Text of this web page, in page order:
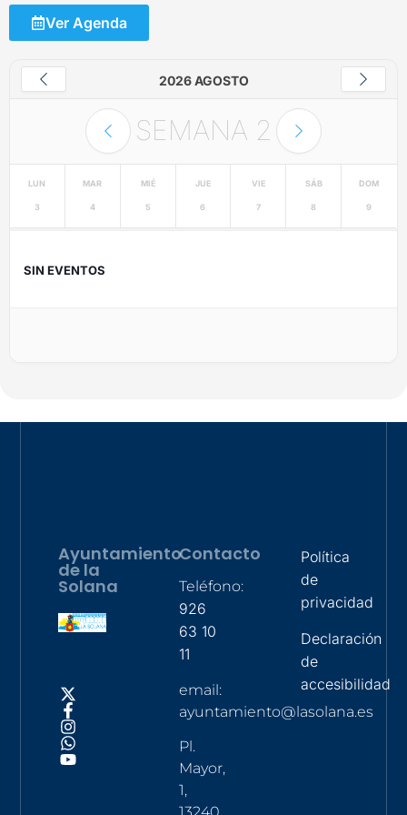
Ver Agenda
2026 AGOSTO
SEMANA 2
LUN
3
MAR
4
MIÉ
5
JUE
6
VIE
7
SÁB
8
DOM
9
SIN EVENTOS
Ayuntamiento
de la
Solana
Contacto
Teléfono:
926
63 10
11
email:
ayuntamiento@lasolana.es
Pl.
Mayor,
1,
Política
de
privacidad
Declaración
de
accesibilidad